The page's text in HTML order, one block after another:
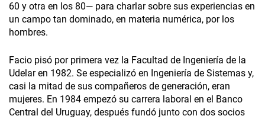
60 y otra en los 80— para charlar sobre sus experiencias en
un campo tan dominado, en materia numérica, por los
hombres.
Facio pisó por primera vez la Facultad de Ingeniería de la
Udelar en 1982. Se especializó en Ingeniería de Sistemas y,
casi la mitad de sus compañeros de generación, eran
mujeres. En 1984 empezó su carrera laboral en el Banco
Central del Uruguay, después fundó junto con dos socios